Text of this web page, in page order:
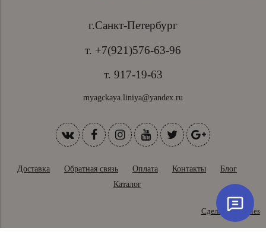
г.Санкт-Петербург
т. +7(921)576-63-96
т. 917-19-63
myagckaya.liniya@yandex.ru
Доставка Обратная связь Оплата Контакты
Блог
Каталог
Сделано в InSales